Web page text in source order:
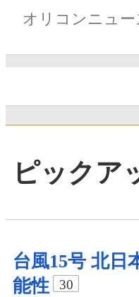
オリコンニュー
ピックア
台風15号 北日
能性
30